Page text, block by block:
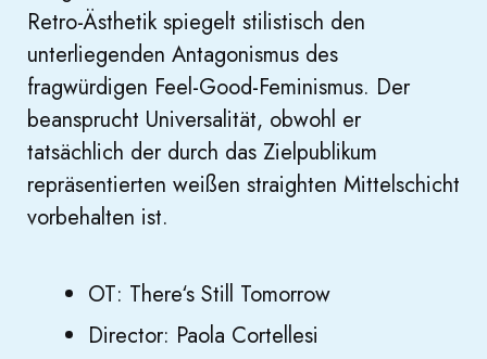
Retro-Ästhetik spiegelt stilistisch den
unterliegenden Antagonismus des
fragwürdigen Feel-Good-Feminismus. Der
beansprucht Universalität, obwohl er
tatsächlich der durch das Zielpublikum
repräsentierten weißen straighten Mittelschicht
vorbehalten ist.
OT: There‘s Still Tomorrow
Director: Paola Cortellesi